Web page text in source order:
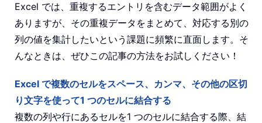
Excel では、重複するエントリを含むデータ範囲がよく
ありますが、その重複データをまとめて、対応する別の
列の値を集計したいという課題に頻繁に直面します。そ
んなときは、ぜひこの記事の方法をお試しください！
Excel で複数のセルをスペース、カンマ、その他の区切
り文字を使って1 つのセルに結合する
複数の列や行にあるセルを1 つのセルに結合する際、結